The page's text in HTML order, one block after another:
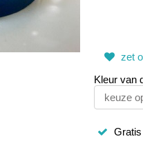
zet
Kleur van